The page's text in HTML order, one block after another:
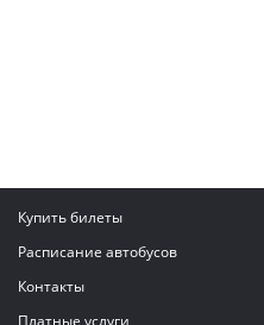
Купить билеты
Расписание автобусов
Контакты
Платные услуги